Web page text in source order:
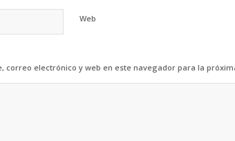
Web
correo electrónico y web en este navegador para la